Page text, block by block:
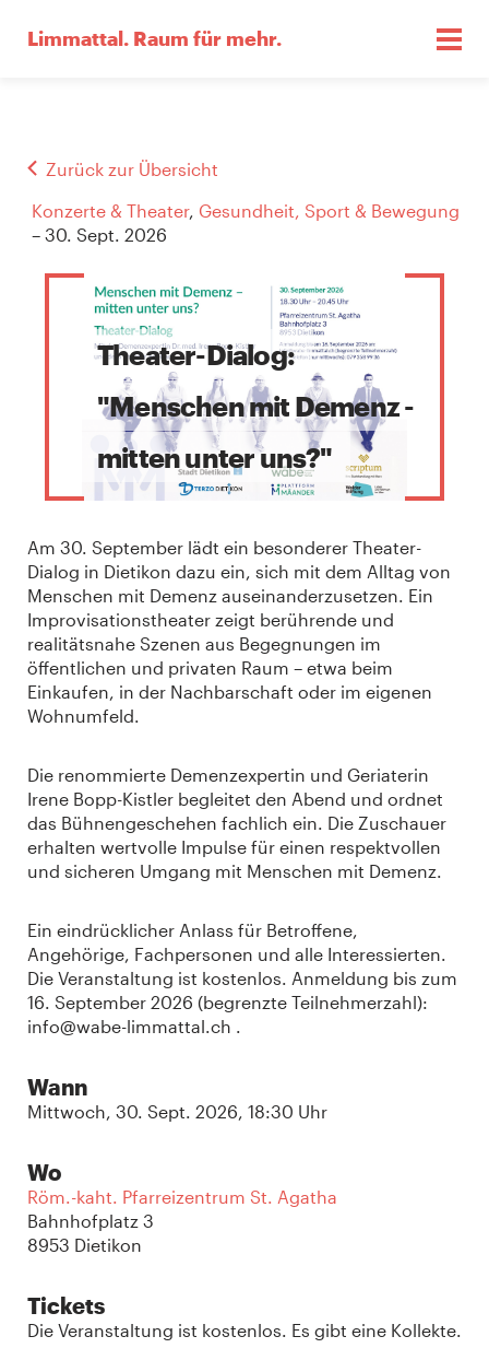
Limmattal. Raum für mehr.
Zurück zur Übersicht
Konzerte & Theater, Gesundheit, Sport & Bewegung
– 30. Sept. 2026
Theater-Dialog:
"Menschen mit Demenz -
mitten unter uns?"
Am 30. September lädt ein besonderer Theater-
Dialog in Dietikon dazu ein, sich mit dem Alltag von
Menschen mit Demenz auseinanderzusetzen. Ein
Improvisationstheater zeigt berührende und
realitätsnahe Szenen aus Begegnungen im
öffentlichen und privaten Raum – etwa beim
Einkaufen, in der Nachbarschaft oder im eigenen
Wohnumfeld.
Die renommierte Demenzexpertin und Geriaterin
Irene Bopp-Kistler begleitet den Abend und ordnet
das Bühnengeschehen fachlich ein. Die Zuschauer
erhalten wertvolle Impulse für einen respektvollen
und sicheren Umgang mit Menschen mit Demenz.
Ein eindrücklicher Anlass für Betroffene,
Angehörige, Fachpersonen und alle Interessierten.
Die Veranstaltung ist kostenlos. Anmeldung bis zum
16. September 2026 (begrenzte Teilnehmerzahl):
info@wabe-limmattal.ch .
Wann
Mittwoch, 30. Sept. 2026, 18:30 Uhr
Wo
Röm.-kaht. Pfarreizentrum St. Agatha
Bahnhofplatz 3
8953 Dietikon
Tickets
Die Veranstaltung ist kostenlos. Es gibt eine Kollekte.